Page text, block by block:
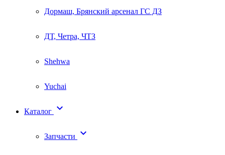
Дормаш, Брянский арсенал ГС ДЗ
ДТ, Четра, ЧТЗ
Shehwa
Yuchai
Каталог 
Запчасти 